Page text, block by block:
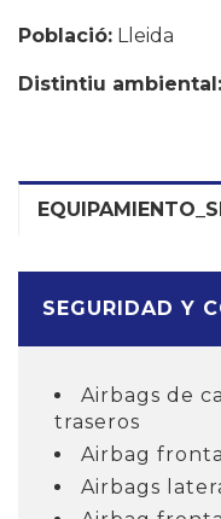
Població: Lleida
Distintiu ambiental:
SEGURIDAD Y
Airbags de
traseros
Airbag
Airbags